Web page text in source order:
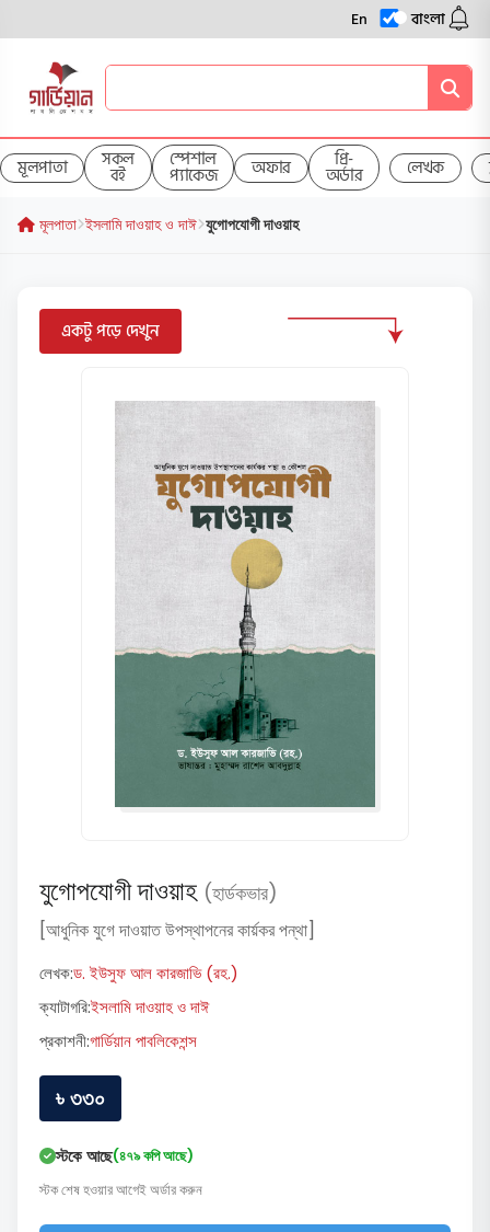
En বাংলা
মূলপাতা সকল
বই
স্পেশাল
প্যাকেজ অফার প্রি-
অর্ডার লেখক
মূলপাতা ইসলামি দাওয়াহ ও দাঈ যুগোপযোগী দাওয়াহ
একটু পড়ে দেখুন
যুগোপযোগী দাওয়াহ (হার্ডকভার)
[আধুনিক যুগে দাওয়াত উপস্থাপনের কার্য়কর পন্থা]
লেখক:ড. ইউসুফ আল কারজাভি (রহ.)
ক্যাটাগরি:ইসলামি দাওয়াহ ও দাঈ
প্রকাশনী:গার্ডিয়ান পাবলিকেশন্স
৳ ৩৩০
স্টকে আছে(৪৭৯ কপি আছে)
স্টক শেষ হওয়ার আগেই অর্ডার করুন